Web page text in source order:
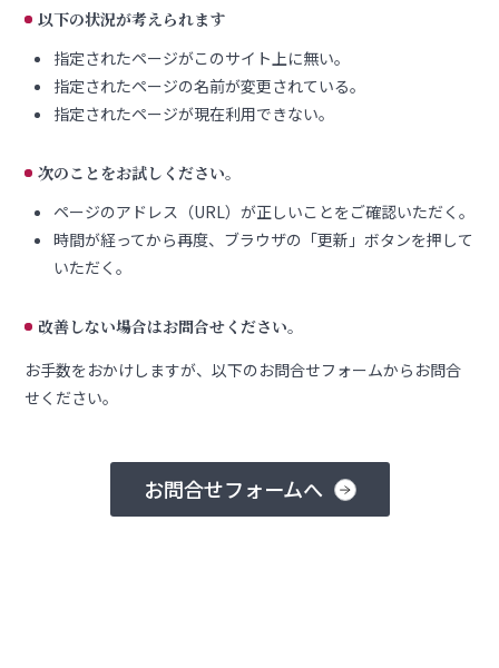
以下の状況が考えられます
指定されたページがこのサイト上に無い。
指定されたページの名前が変更されている。
指定されたページが現在利用できない。
次のことをお試しください。
ページのアドレス（URL）が正しいことをご確認いただく。
時間が経ってから再度、ブラウザの「更新」ボタンを押して
いただく。
改善しない場合はお問合せください。
お手数をおかけしますが、以下のお問合せフォームからお問合
せください。
お問合せフォームへ